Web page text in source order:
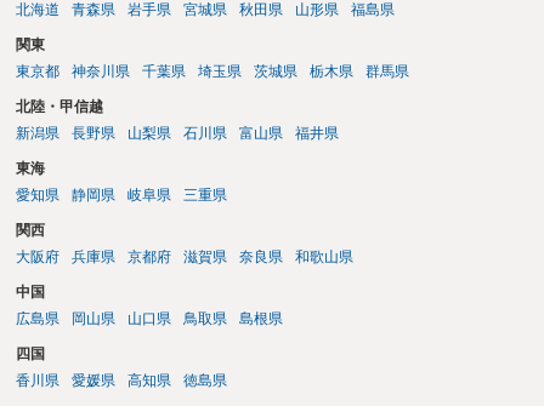
北海道
青森県 岩手県 宮城県 秋田県 山形県 福島県
関東
東京都
神奈川県 千葉県 埼玉県 茨城県 栃木県 群馬県
北陸・甲信越
新潟県
長野県 山梨県 石川県 富山県 福井県
東海
愛知県
静岡県 岐阜県 三重県
関西
大阪府
兵庫県 京都府 滋賀県 奈良県 和歌山県
中国
広島県
岡山県 山口県 鳥取県 島根県
四国
香川県
愛媛県 高知県 徳島県